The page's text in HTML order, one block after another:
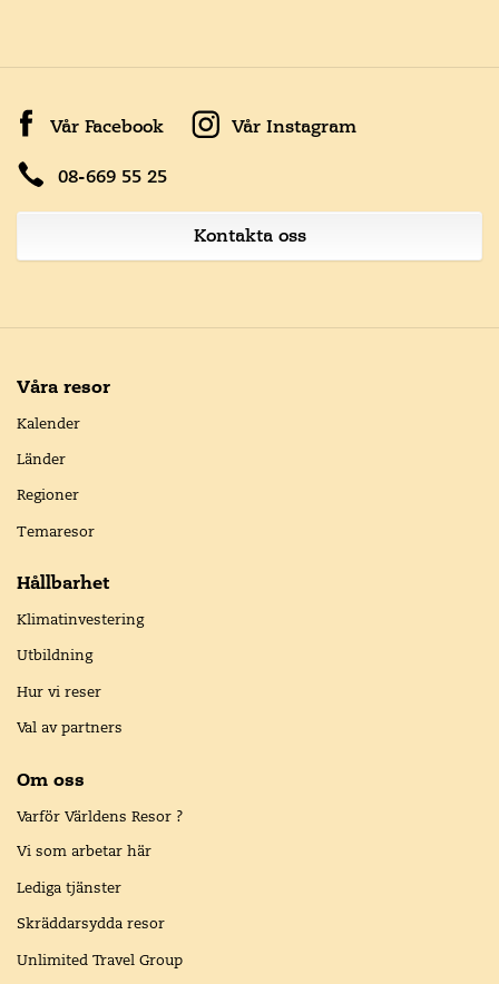
Vår Facebook Vår Instagram
08-669 55 25
Kontakta oss
Våra resor
Kalender
Länder
Regioner
Temaresor
Hållbarhet
Klimatinvestering
Utbildning
Hur vi reser
Val av partners
Om oss
Varför Världens Resor ?
Vi som arbetar här
Lediga tjänster
Skräddarsydda resor
Unlimited Travel Group